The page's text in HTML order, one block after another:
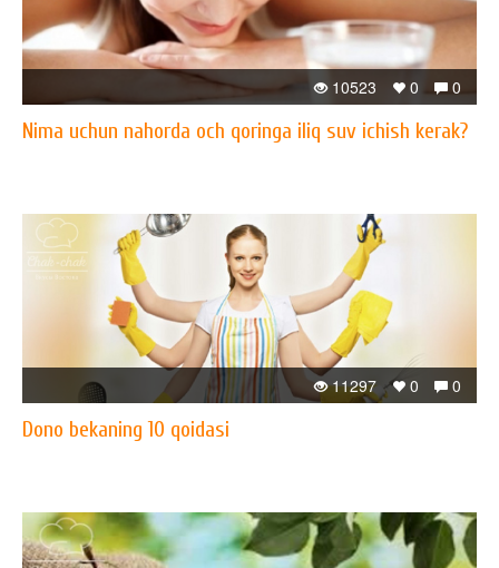
0
0
10523
Nima uchun nahorda och qoringa iliq suv ichish kerak?
0
0
11297
Dono bekaning 10 qoidasi